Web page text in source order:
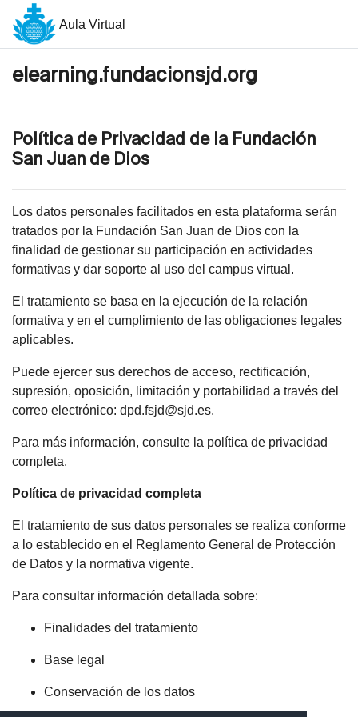
Salta al contenido principal
Aula Virtual
elearning.fundacionsjd.org
Política de Privacidad de la Fundación
San Juan de Dios
Los datos personales facilitados en esta plataforma serán
tratados por la Fundación San Juan de Dios con la
finalidad de gestionar su participación en actividades
formativas y dar soporte al uso del campus virtual.
El tratamiento se basa en la ejecución de la relación
formativa y en el cumplimiento de las obligaciones legales
aplicables.
Puede ejercer sus derechos de acceso, rectificación,
supresión, oposición, limitación y portabilidad a través del
correo electrónico: dpd.fsjd@sjd.es.
Para más información, consulte la política de privacidad
completa.
Política de privacidad completa
El tratamiento de sus datos personales se realiza conforme
a lo establecido en el Reglamento General de Protección
de Datos y la normativa vigente.
Para consultar información detallada sobre:
Finalidades del tratamiento
Base legal
Conservación de los datos